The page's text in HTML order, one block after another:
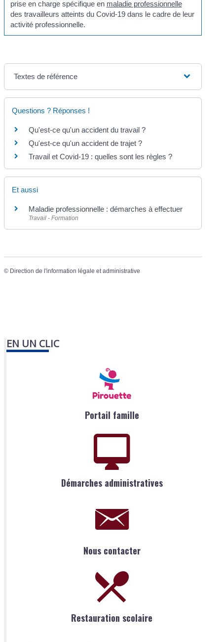
prise en charge spécifique en maladie professionnelle
des travailleurs atteints du Covid-19 dans le cadre de leur
activité professionnelle.
Textes de référence
Questions ? Réponses !
Qu'est-ce qu'un accident du travail ?
Qu'est-ce qu'un accident de trajet ?
Travail et Covid-19 : quelles sont les règles ?
Et aussi
Maladie professionnelle : démarches à effectuer
Travail - Formation
© Direction de l'information légale et administrative
EN UN CLIC
Portail famille
Démarches administratives
Nous contacter
Restauration scolaire